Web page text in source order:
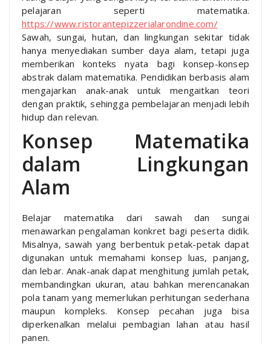
pelajaran seperti matematika.
https://www.ristorantepizzerialarondine.com/
Sawah, sungai, hutan, dan lingkungan sekitar tidak
hanya menyediakan sumber daya alam, tetapi juga
memberikan konteks nyata bagi konsep-konsep
abstrak dalam matematika. Pendidikan berbasis alam
mengajarkan anak-anak untuk mengaitkan teori
dengan praktik, sehingga pembelajaran menjadi lebih
hidup dan relevan.
Konsep Matematika
dalam Lingkungan
Alam
Belajar matematika dari sawah dan sungai
menawarkan pengalaman konkret bagi peserta didik.
Misalnya, sawah yang berbentuk petak-petak dapat
digunakan untuk memahami konsep luas, panjang,
dan lebar. Anak-anak dapat menghitung jumlah petak,
membandingkan ukuran, atau bahkan merencanakan
pola tanam yang memerlukan perhitungan sederhana
maupun kompleks. Konsep pecahan juga bisa
diperkenalkan melalui pembagian lahan atau hasil
panen.